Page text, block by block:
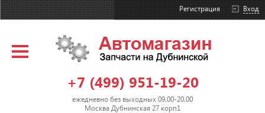
Вход
Регистрация
+7 (499) 951-19-20
ежедневно без выходных 09.00-20.00
Москва Дубнинская 27 корп1